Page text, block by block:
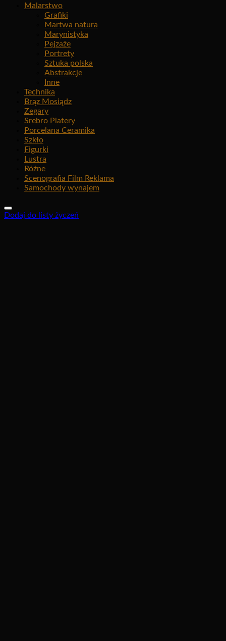
Malarstwo
Grafiki
Martwa natura
Marynistyka
Pejzaże
Portrety
Sztuka polska
Abstrakcje
Inne
Technika
Brąz Mosiądz
Zegary
Srebro Platery
Porcelana Ceramika
Szkło
Figurki
Lustra
Różne
Scenografia Film Reklama
Samochody wynajem
Dodaj do listy życzeń